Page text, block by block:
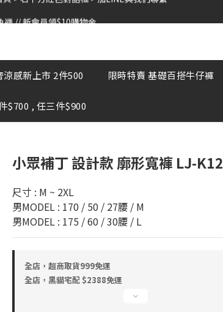
> 右下方紅色對話框 > 加LINE與我們聯繫
運 // 新會員領$10購物金
涼感新上市 2件500 限時特賣 基礎百搭牛仔褲
$700 , 任三件$900
小眾補丁 設計款 廓形寬褲 LJ-K12
尺寸 : M ~ 2XL
男MODEL : 170 / 50 / 27腰 / M
男MODEL : 175 / 60 / 30腰 / L
全店，超商取貨999免運
全店，黑貓宅配 $2388免運